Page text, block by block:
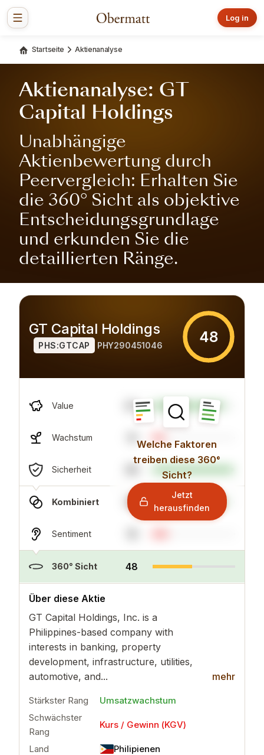
Log in
Startseite Aktienanalyse
Aktienanalyse: GT
Capital Holdings
Unabhängige
Aktienbewertung durch
Peervergleich: Erhalten Sie
die 360° Sicht als objektive
Entscheidungsgrundlage
und erkunden Sie die
detaillierten Ränge.
GT Capital Holdings
PHS:GTCAP PHY290451046 48
Value 87
Wachstum 14
Sicherheit
Kombiniert 89
Sentiment
360° Sicht 48
Welche Faktoren
treiben diese 360°
Sicht?
Jetzt
herausfinden
Über diese Aktie
GT Capital Holdings, Inc. is a
Philippines-based company with
interests in banking, property
development, infrastructure, utilities,
automotive, and...
mehr
mehr
Stärkster Rang
Umsatzwachstum
Schwächster
Rang
Kurs / Gewinn (KGV)
Land
Philipienen